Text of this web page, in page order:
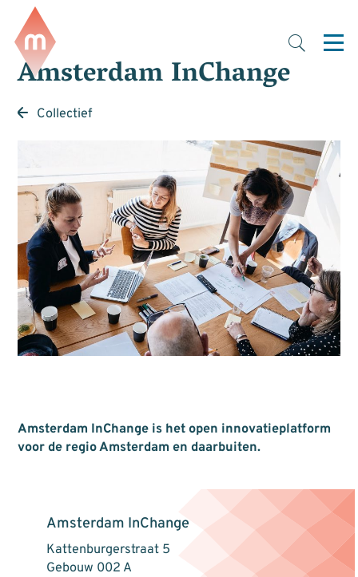
Amsterdam InChange
Collectief
Amsterdam InChange is het open innovatieplatform
voor de regio Amsterdam en daarbuiten.
Amsterdam InChange
Kattenburgerstraat 5
Gebouw 002 A